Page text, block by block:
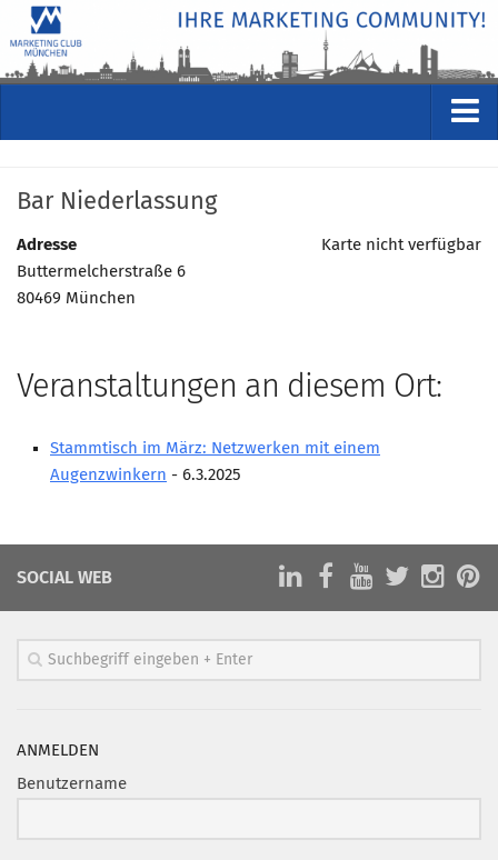
Kommende Veranstaltungen
Veranstaltungsformate
Wer wir sind
Geschäftsstelle
MarketingFrauen
Münchner Marketingpreis
Mentoring
Marketing Pioniere im BVMC
CLUB-KOMMUNIKATION
Bar Niederlassung
Karte nicht verfügbar
Adresse
Buttermelcherstraße 6
80469 München
Veranstaltungen an diesem Ort:
Stammtisch im März: Netzwerken mit einem
Augenzwinkern - 6.3.2025
SOCIAL WEB
ANMELDEN
Benutzername